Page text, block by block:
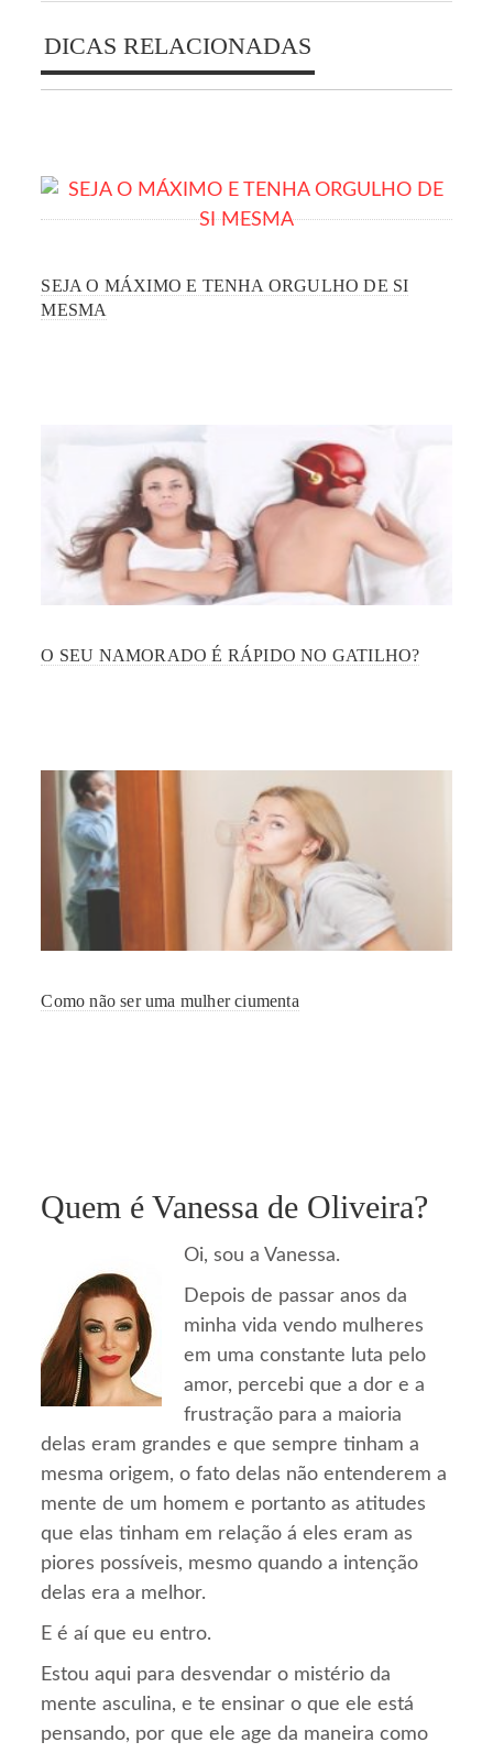
DICAS RELACIONADAS
SEJA O MÁXIMO E TENHA ORGULHO DE SI
MESMA
O SEU NAMORADO É RÁPIDO NO GATILHO?
Como não ser uma mulher ciumenta
Quem é Vanessa de Oliveira?
Oi, sou a Vanessa.
Depois de passar anos da
minha vida vendo mulheres
em uma constante luta pelo
amor, percebi que a dor e a
frustração para a maioria
delas eram grandes e que sempre tinham a
mesma origem, o fato delas não entenderem a
mente de um homem e portanto as atitudes
que elas tinham em relação á eles eram as
piores possíveis, mesmo quando a intenção
delas era a melhor.
E é aí que eu entro.
Estou aqui para desvendar o mistério da
mente asculina, e te ensinar o que ele está
pensando, por que ele age da maneira como